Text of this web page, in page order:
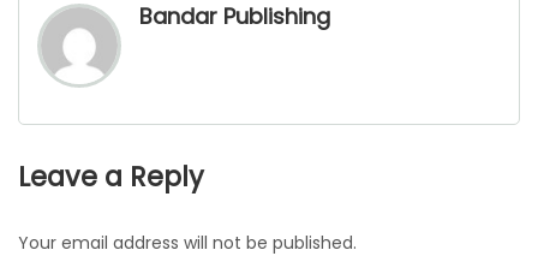
Bandar Publishing
Leave a Reply
Your email address will not be published.